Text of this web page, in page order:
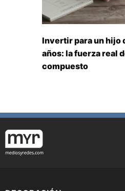
Invertir para un hijo
años: la fuerza real
compuesto